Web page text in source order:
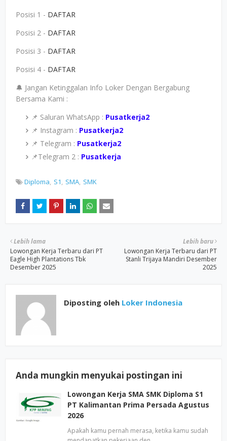
Posisi 1 - DAFTAR
Posisi 2 - DAFTAR
Posisi 3 - DAFTAR
Posisi 4 - DAFTAR
🔔 Jangan Ketinggalan Info Loker Dengan Bergabung
Bersama Kami :
📌 Saluran WhatsApp : Pusatkerja2
📌 Instagram : Pusatkerja2
📌 Telegram : Pusatkerja2
📌Telegram 2 : Pusatkerja
Diploma S1 SMA SMK
Lebih baru
Lowongan Kerja Terbaru dari PT
Stanli Trijaya Mandiri Desember
2025
Lebih lama
Lowongan Kerja Terbaru dari PT
Eagle High Plantations Tbk
Desember 2025
Diposting oleh Loker Indonesia
Anda mungkin menyukai postingan ini
Lowongan Kerja SMA SMK Diploma S1
PT Kalimantan Prima Persada Agustus
2026
Apakah kamu pernah merasa, ketika kamu sudah